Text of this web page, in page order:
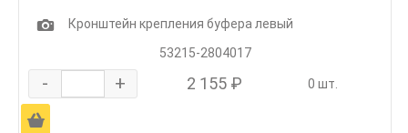
1
Кронштейн крепления буфера левый
53215-2804017
- + 2 155 ₽ 0 шт.
Ä